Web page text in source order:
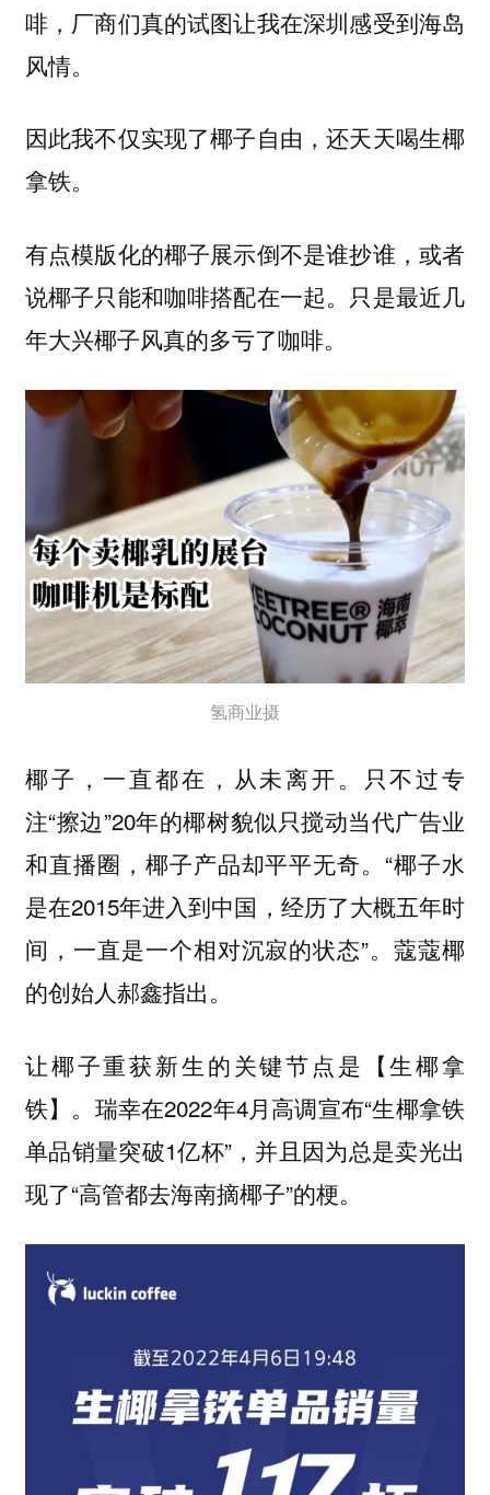
啡，厂商们真的试图让我在深圳感受到海岛
风情。
因此我不仅实现了椰子自由，还天天喝生椰
拿铁。
有点模版化的椰子展示倒不是谁抄谁，或者
说椰子只能和咖啡搭配在一起。只是最近几
年大兴椰子风真的多亏了咖啡。
氢商业摄
椰子，一直都在，从未离开。 只不过专
注“擦边”20年的椰树貌似只搅动当代广告业
和直播圈，椰子产品却平平无奇。“椰子水
是在2015年进入到中国，经历了大概五年时
间，一直是一个相对沉寂的状态”。蔻蔻椰
的创始人郝鑫指出。
让椰子重获新生的关键节点是【生椰拿
铁】 。瑞幸在2022年4月高调宣布“生椰拿铁
单品销量突破1亿杯”，并且因为总是卖光出
现了“高管都去海南摘椰子”的梗。